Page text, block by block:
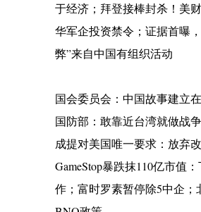
于经济；拜登接棒封杀！美
华军企投资禁令；证据首曝
弊”来自中国有组织活动
国会委员会：中国故事建立
国防部：敢靠近台湾就做战
成提对美国唯一要求：放弃
GameStop暴跌抹110亿市值
作；富时罗素暂停除5中企；